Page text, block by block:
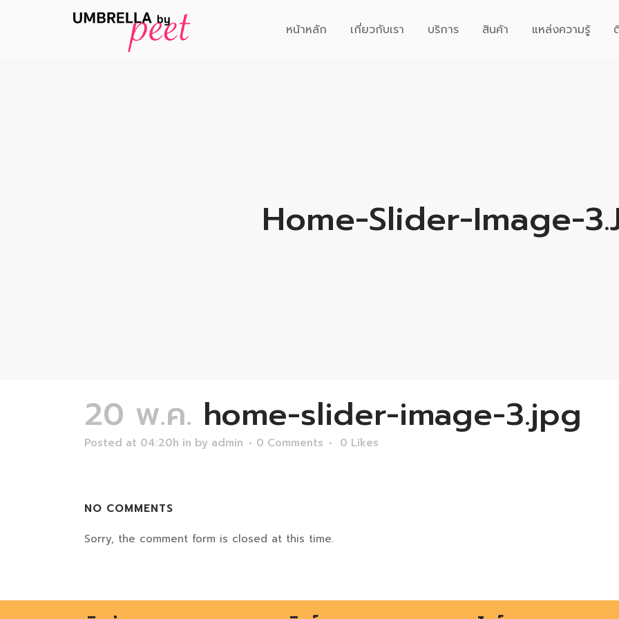
หน้าหลัก เกี่ยวกับเรา บริการ สินค้า แหล่งความรู้
Home-Slider-Image-
20 พ.ค. home-slider-image-3.jpg
Posted at 04:20h in by admin 0 Comments 0 Likes
NO COMMENTS
Sorry, the comment form is closed at this time.